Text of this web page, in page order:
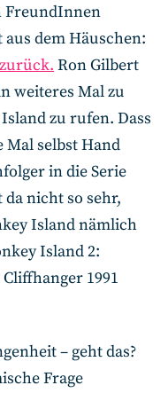
FreundInnen
dem Häuschen:
Ron Gilbert
weiteres Mal zu
zu rufen. Dass
Mal selbst Hand
in die Serie
nicht so sehr,
Island nämlich
Island 2:
1991
– geht das?
Frage